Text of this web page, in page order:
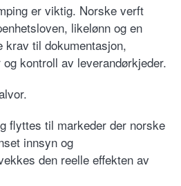
er viktig. Norske verft
likelønn og en
til dokumentasjon,
kontroll av leverandørkjeder.
flyttes til markeder der norske
innsyn og
den reelle effekten av